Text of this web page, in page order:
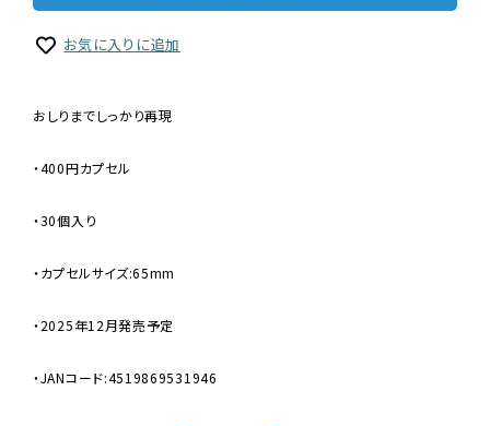
お気に入りに追加
おしりまでしっかり再現
・400円カプセル
・30個入り
・カプセルサイズ:65mm
・2025年12月発売予定
・JANコード:4519869531946